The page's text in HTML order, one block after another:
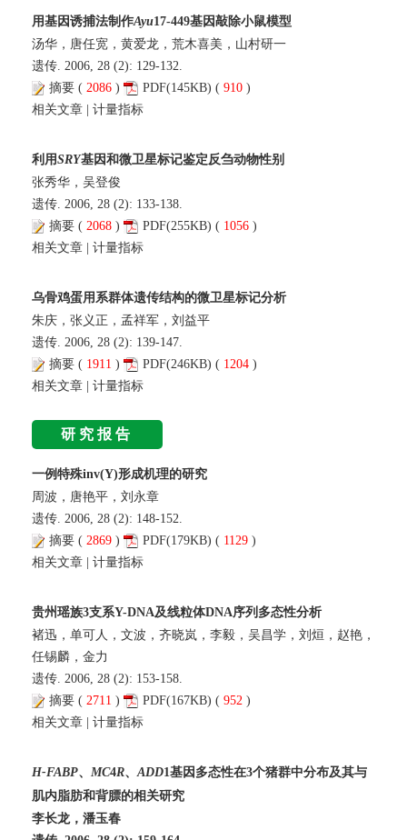
用基因诱捕法制作Ayu17-449基因敲除小鼠模型
汤华，唐任宽，黄爱龙，荒木喜美，山村研一
遗传. 2006, 28 (2): 129-132.
摘要 ( 2086 ) PDF(145KB) ( 910 )
相关文章 | 计量指标
利用SRY基因和微卫星标记鉴定反刍动物性别
张秀华，吴登俊
遗传. 2006, 28 (2): 133-138.
摘要 ( 2068 ) PDF(255KB) ( 1056 )
相关文章 | 计量指标
乌骨鸡蛋用系群体遗传结构的微卫星标记分析
朱庆，张义正，孟祥军，刘益平
遗传. 2006, 28 (2): 139-147.
摘要 ( 1911 ) PDF(246KB) ( 1204 )
相关文章 | 计量指标
研究报告
一例特殊inv(Y)形成机理的研究
周波，唐艳平，刘永章
遗传. 2006, 28 (2): 148-152.
摘要 ( 2869 ) PDF(179KB) ( 1129 )
相关文章 | 计量指标
贵州瑶族3支系Y-DNA及线粒体DNA序列多态性分析
褚迅，单可人，文波，齐晓岚，李毅，吴昌学，刘烜，赵艳，
任锡麟，金力
遗传. 2006, 28 (2): 153-158.
摘要 ( 2711 ) PDF(167KB) ( 952 )
相关文章 | 计量指标
H-FABP、 MC4R、 ADD1基因多态性在3个猪群中分布及其与
肌内脂肪和背膘的相关研究
李长龙，潘玉春